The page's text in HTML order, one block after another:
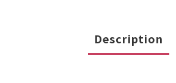
Description